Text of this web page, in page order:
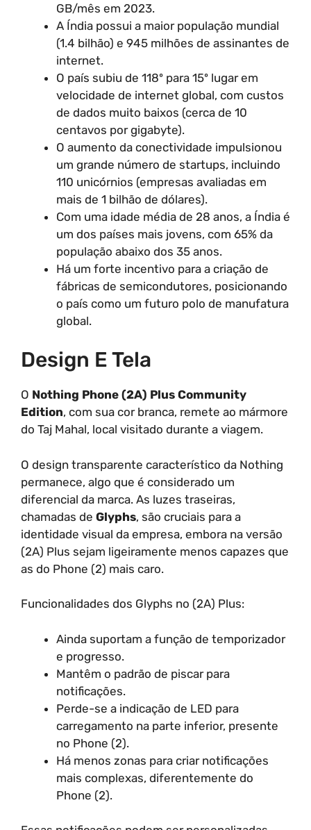
GB/mês em 2023.
A Índia possui a maior população mundial
(1.4 bilhão) e 945 milhões de assinantes de
internet.
O país subiu de 118º para 15º lugar em
velocidade de internet global, com custos
de dados muito baixos (cerca de 10
centavos por gigabyte).
O aumento da conectividade impulsionou
um grande número de startups, incluindo
110 unicórnios (empresas avaliadas em
mais de 1 bilhão de dólares).
Com uma idade média de 28 anos, a Índia é
um dos países mais jovens, com 65% da
população abaixo dos 35 anos.
Há um forte incentivo para a criação de
fábricas de semicondutores, posicionando
o país como um futuro polo de manufatura
global.
Design E Tela
O Nothing Phone (2A) Plus Community
Edition, com sua cor branca, remete ao mármore
do Taj Mahal, local visitado durante a viagem.
O design transparente característico da Nothing
permanece, algo que é considerado um
diferencial da marca. As luzes traseiras,
chamadas de Glyphs, são cruciais para a
identidade visual da empresa, embora na versão
(2A) Plus sejam ligeiramente menos capazes que
as do Phone (2) mais caro.
Funcionalidades dos Glyphs no (2A) Plus:
Ainda suportam a função de temporizador
e progresso.
Mantêm o padrão de piscar para
notificações.
Perde-se a indicação de LED para
carregamento na parte inferior, presente
no Phone (2).
Há menos zonas para criar notificações
mais complexas, diferentemente do
Phone (2).